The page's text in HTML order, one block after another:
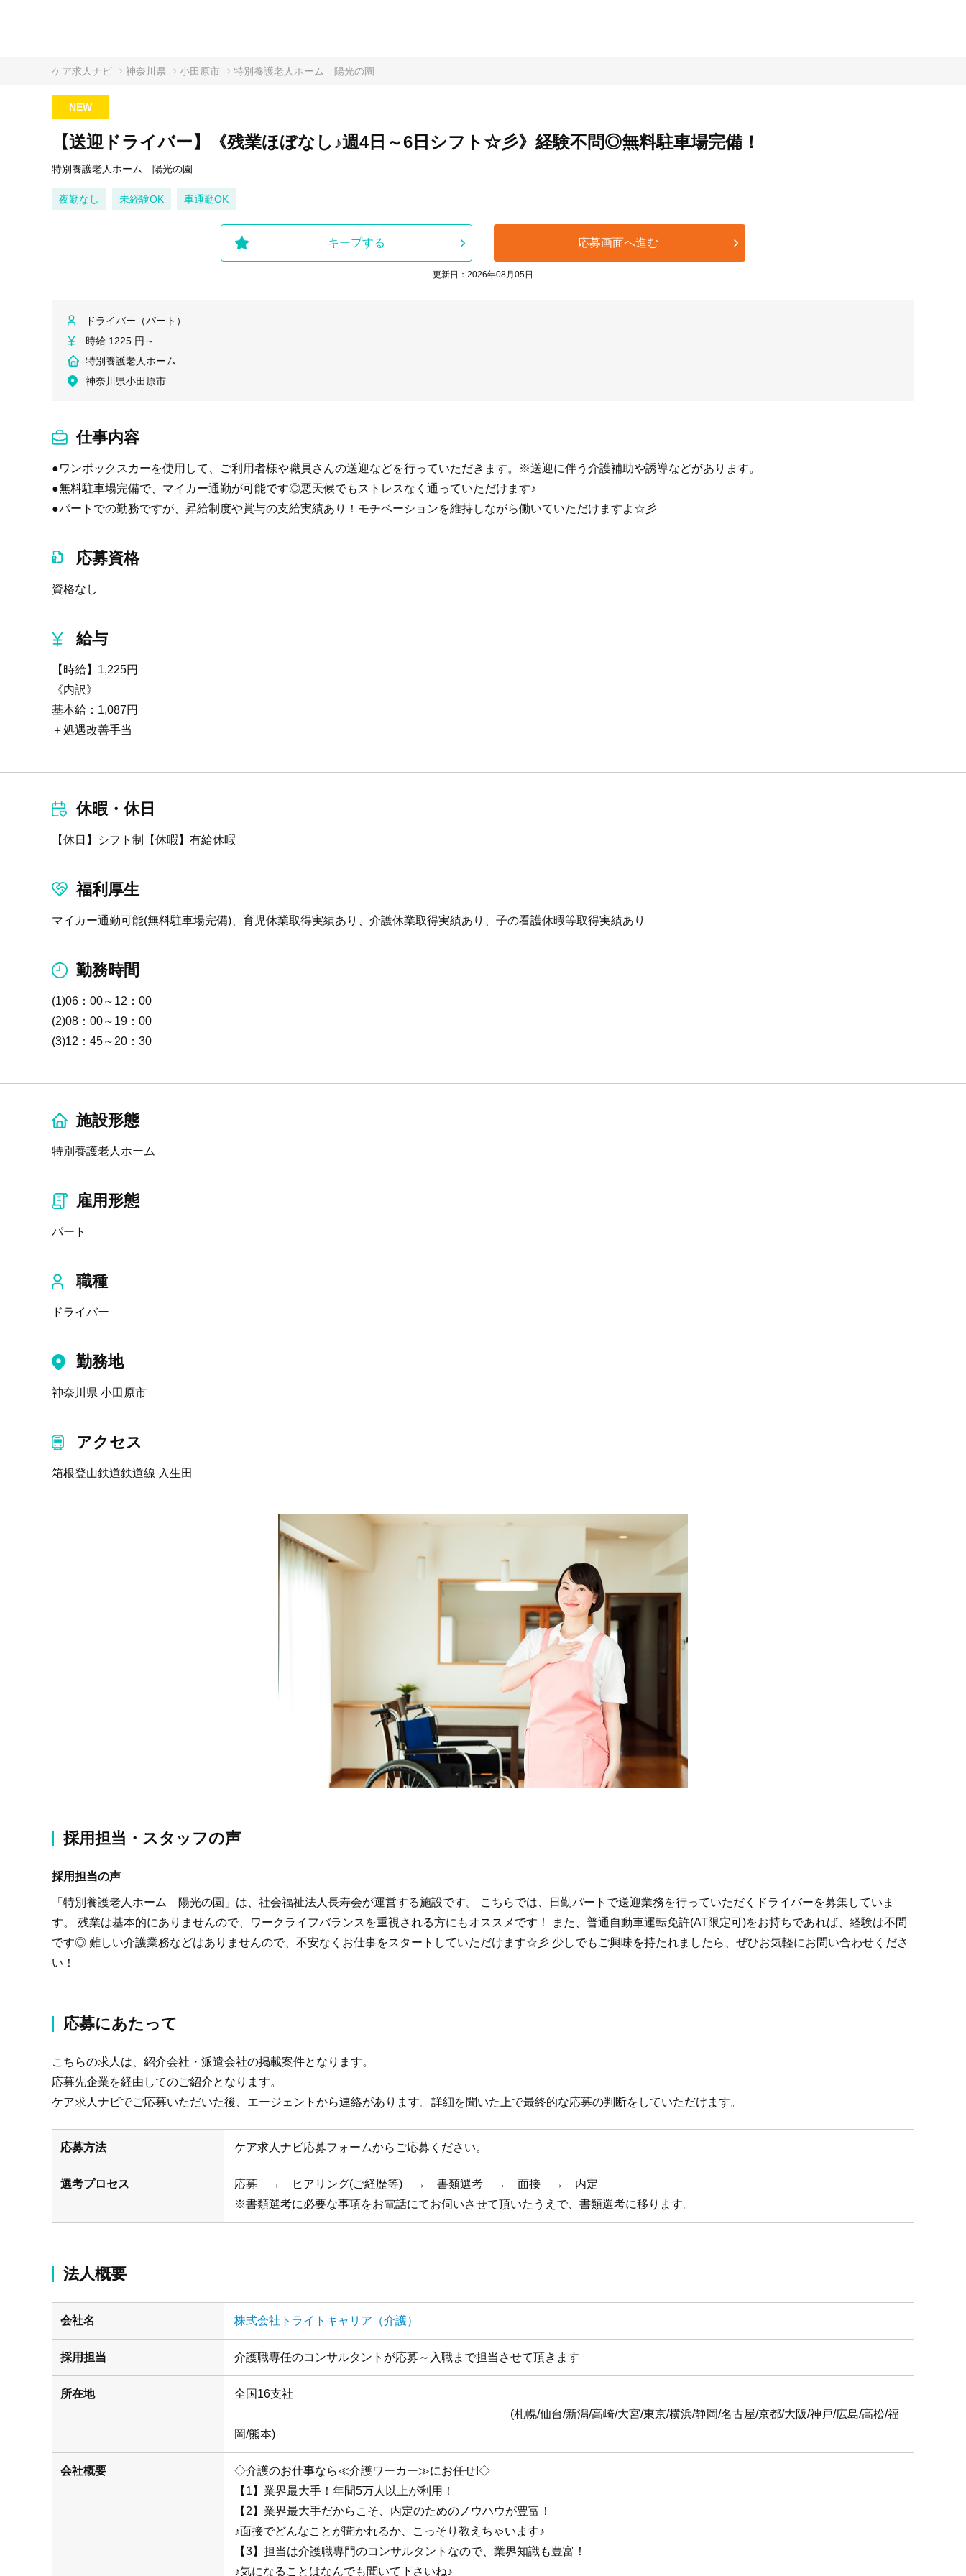
ケア求人ナビ 神奈川県 小田原市 特別養護老人ホーム 陽光の園
NEW
【送迎ドライバー】《残業ほぼなし♪週4日～6日シフト☆彡》経験不問◎無料駐車場完備！
特別養護老人ホーム 陽光の園
夜勤なし 未経験OK 車通勤OK
キープする 応募画面へ進む
更新日：2026年08月05日
ドライバー（パート）
時給 1225 円～
特別養護老人ホーム
神奈川県小田原市
仕事内容
●ワンボックスカーを使用して、ご利用者様や職員さんの送迎などを行っていただきます。※送迎に伴う介護補助や誘導などがあります。
●無料駐車場完備で、マイカー通勤が可能です◎悪天候でもストレスなく通っていただけます♪
●パートでの勤務ですが、昇給制度や賞与の支給実績あり！モチベーションを維持しながら働いていただけますよ☆彡
応募資格
資格なし
給与
【時給】1,225円
《内訳》
基本給：1,087円
＋処遇改善手当
休暇・休日
【休日】シフト制【休暇】有給休暇
福利厚生
マイカー通勤可能(無料駐車場完備)、育児休業取得実績あり、介護休業取得実績あり、子の看護休暇等取得実績あり
勤務時間
(1)06：00～12：00
(2)08：00～19：00
(3)12：45～20：30
施設形態
特別養護老人ホーム
雇用形態
パート
職種
ドライバー
勤務地
神奈川県 小田原市
アクセス
箱根登山鉄道鉄道線 入生田
採用担当・スタッフの声
採用担当の声
「特別養護老人ホーム 陽光の園」は、社会福祉法人長寿会が運営する施設です。 こちらでは、日勤パートで送迎業務を行っていただくドライバーを募集していま
す。 残業は基本的にありませんので、ワークライフバランスを重視される方にもオススメです！ また、普通自動車運転免許(AT限定可)をお持ちであれば、経験は不問
です◎ 難しい介護業務などはありませんので、不安なくお仕事をスタートしていただけます☆彡 少しでもご興味を持たれましたら、ぜひお気軽にお問い合わせくださ
い！
応募にあたって
こちらの求人は、紹介会社・派遣会社の掲載案件となります。
応募先企業を経由してのご紹介となります。
ケア求人ナビでご応募いただいた後、エージェントから連絡があります。詳細を聞いた上で最終的な応募の判断をしていただけます。
応募方法 ケア求人ナビ応募フォームからご応募ください。
選考プロセス
応募 → ヒアリング(ご経歴等) → 書類選考 → 面接 → 内定
※書類選考に必要な事項をお電話にてお伺いさせて頂いたうえで、書類選考に移ります。
法人概要
会社名 株式会社トライトキャリア（介護）
採用担当 介護職専任のコンサルタントが応募～入職まで担当させて頂きます
所在地
全国16支社
(札幌/仙台/新潟/高崎/大宮/東京/横浜/静岡/名古屋/京都/大阪/神戸/広島/高松/福
岡/熊本)
会社概要
◇介護のお仕事なら≪介護ワーカー≫にお任せ!◇
【1】業界最大手！年間5万人以上が利用！
【2】業界最大手だからこそ、内定のためのノウハウが豊富！
♪面接でどんなことが聞かれるか、こっそり教えちゃいます♪
【3】担当は介護職専門のコンサルタントなので、業界知識も豊富！
♪気になることはなんでも聞いて下さいね♪